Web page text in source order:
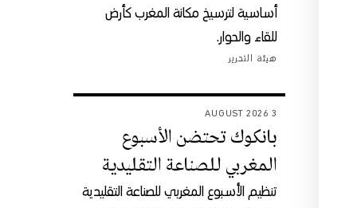
أساسية لترسيخ مكانة المغرب كأرض
للقاء والحوار.
هيئة التحرير
3 AUGUST 2026
بانكوك تحتضن الأسبوع
المغربي للصناعة التقليدية
تنظيم الأسبوع المغربي للصناعة التقليدية